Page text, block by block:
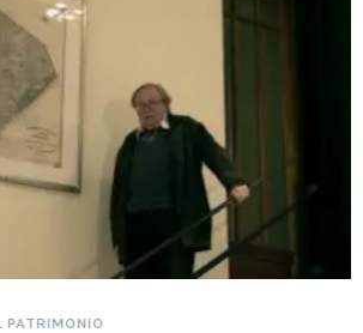
PATRIMONIO